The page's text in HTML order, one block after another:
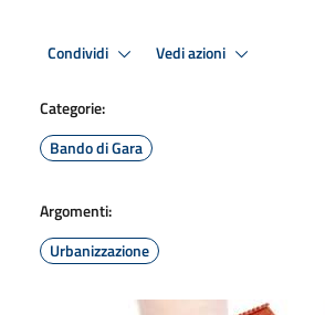
Condividi Vedi azioni
Categorie:
Bando di Gara
Argomenti:
Urbanizzazione